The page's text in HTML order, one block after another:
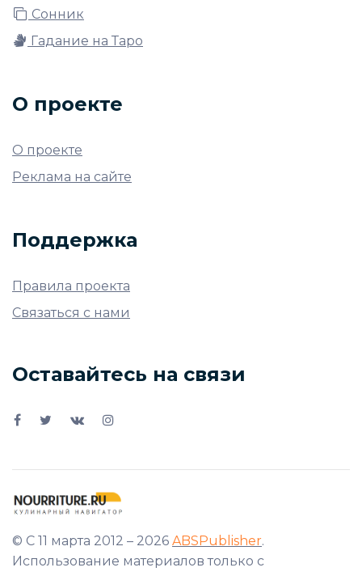
Сонник
Гадание на Таро
О проекте
О проекте
Реклама на сайте
Поддержка
Правила проекта
Связаться с нами
Оставайтесь на связи
© С 11 марта 2012 – 2026 ABSPublisher.
Использование материалов только с